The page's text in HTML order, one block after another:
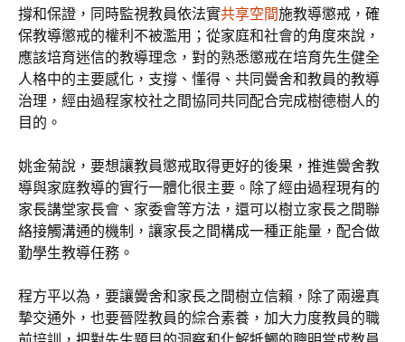
撐和保證，同時監視教員依法實共享空間施教導懲戒，確
保教導懲戒的權利不被濫用；從家庭和社會的角度來說，
應該培育迷信的教導理念，對的熟悉懲戒在培育先生健全
人格中的主要感化，支撐、懂得、共同黌舍和教員的教導
治理，經由過程家校社之間協同共同配合完成樹德樹人的
目的。
姚金菊說，要想讓教員懲戒取得更好的後果，推進黌舍教
導與家庭教導的實行一體化很主要。除了經由過程現有的
家長講堂家長會、家委會等方法，還可以樹立家長之間聯
絡接觸溝通的機制，讓家長之間構成一種正能量，配合做
勤學生教導任務。
程方平以為，要讓黌舍和家長之間樹立信賴，除了兩邊真
摯交通外，也要晉陞教員的綜合素養，加大力度教員的職